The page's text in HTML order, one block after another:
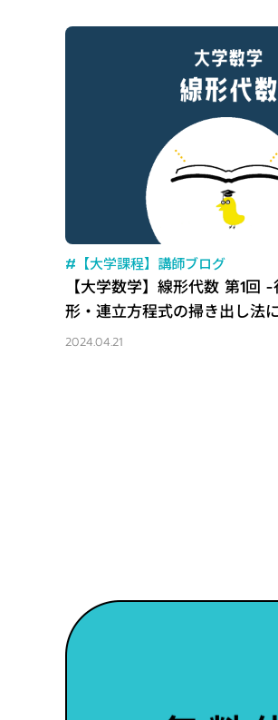
#【大学課程】講師ブログ
【大学数学】線形代数 第1回
形・連立方程式の掃き出し法
2024.04.21